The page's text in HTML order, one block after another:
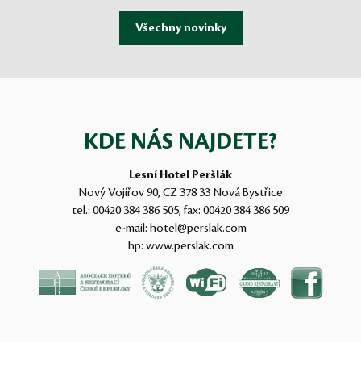
KDE NÁS NAJDETE?
Lesní Hotel Peršlák
Nový Vojířov 90, CZ 378 33 Nová Bystřice
tel.: 00420 384 386 505, fax: 00420 384 386 509
e-mail: hotel@perslak.com
hp: www.perslak.com